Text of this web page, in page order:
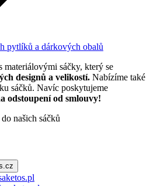
materiálovými sáčky, který se
designů a velikostí. Nabízíme také
sáčků. Navíc poskytujeme
odstoupení od smlouvy!
našich sáčků